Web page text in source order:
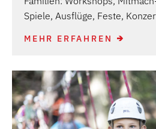
Spiele, Ausflüge, Feste,
MEHR ERFAHREN